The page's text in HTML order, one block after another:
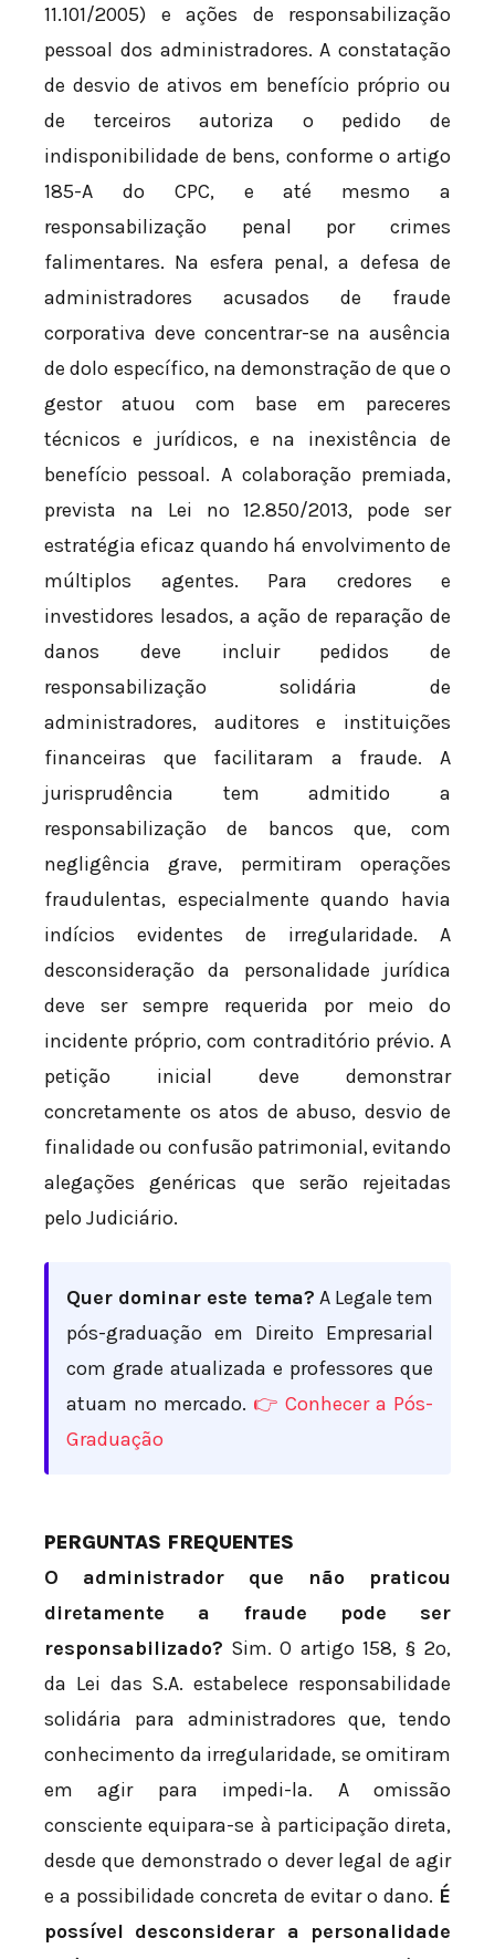
11.101/2005) e ações de responsabilização
pessoal dos administradores. A constatação
de desvio de ativos em benefício próprio ou
de terceiros autoriza o pedido de
indisponibilidade de bens, conforme o artigo
185-A do CPC, e até mesmo a
responsabilização penal por crimes
falimentares. Na esfera penal, a defesa de
administradores acusados de fraude
corporativa deve concentrar-se na ausência
de dolo específico, na demonstração de que o
gestor atuou com base em pareceres
técnicos e jurídicos, e na inexistência de
benefício pessoal. A colaboração premiada,
prevista na Lei nº 12.850/2013, pode ser
estratégia eficaz quando há envolvimento de
múltiplos agentes. Para credores e
investidores lesados, a ação de reparação de
danos deve incluir pedidos de
responsabilização solidária de
administradores, auditores e instituições
financeiras que facilitaram a fraude. A
jurisprudência tem admitido a
responsabilização de bancos que, com
negligência grave, permitiram operações
fraudulentas, especialmente quando havia
indícios evidentes de irregularidade. A
desconsideração da personalidade jurídica
deve ser sempre requerida por meio do
incidente próprio, com contraditório prévio. A
petição inicial deve demonstrar
concretamente os atos de abuso, desvio de
finalidade ou confusão patrimonial, evitando
alegações genéricas que serão rejeitadas
pelo Judiciário.
Quer dominar este tema? A Legale tem
pós-graduação em Direito Empresarial
com grade atualizada e professores que
atuam no mercado. 👉 Conhecer a Pós-
Graduação
PERGUNTAS FREQUENTES
O administrador que não praticou
diretamente a fraude pode ser
responsabilizado? Sim. O artigo 158, § 2º,
da Lei das S.A. estabelece responsabilidade
solidária para administradores que, tendo
conhecimento da irregularidade, se omitiram
em agir para impedi-la. A omissão
consciente equipara-se à participação direta,
desde que demonstrado o dever legal de agir
e a possibilidade concreta de evitar o dano. É
possível desconsiderar a personalidade